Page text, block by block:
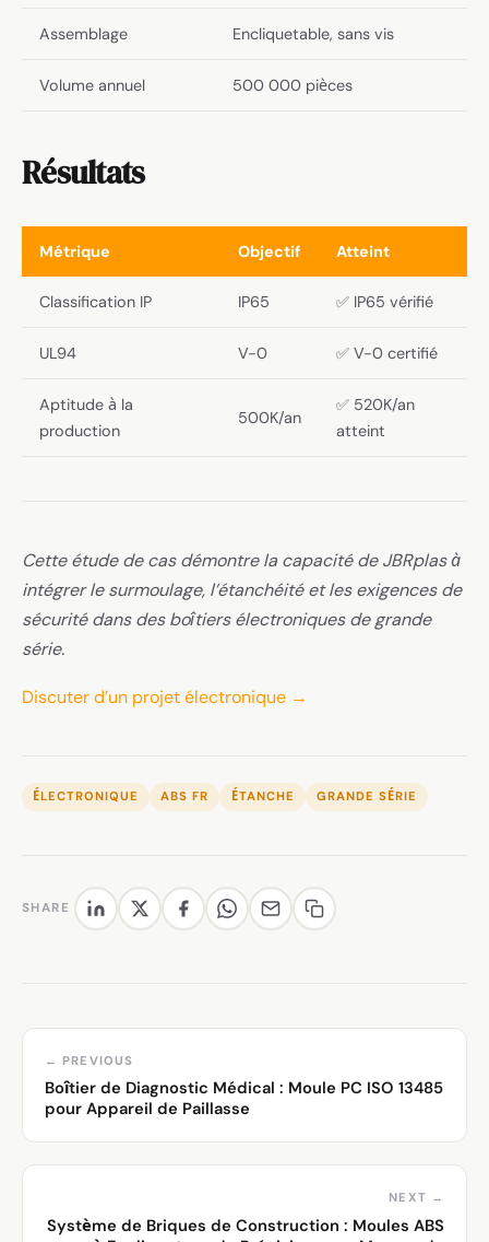
Assemblage Encliquetable, sans vis
Volume annuel 500 000 pièces
Résultats
Métrique Objectif Atteint
Classification IP IP65 ✅ IP65 vérifié
UL94 V-0 ✅ V-0 certifié
Aptitude à la
production
500K/an
✅ 520K/an
atteint
Cette étude de cas démontre la capacité de JBRplas à
intégrer le surmoulage, l’étanchéité et les exigences de
sécurité dans des boîtiers électroniques de grande
série.
Discuter d’un projet électronique →
ÉLECTRONIQUE ABS FR ÉTANCHE GRANDE SÉRIE
SHARE
← PREVIOUS
Boîtier de Diagnostic Médical : Moule PC ISO 13485
pour Appareil de Paillasse
NEXT →
Système de Briques de Construction : Moules ABS